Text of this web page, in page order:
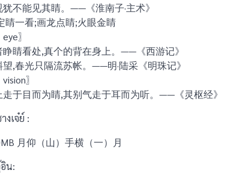
犹不能见其睛。——《淮南子·主术》
睛一看;画龙点睛;火眼金睛
〗
睁睛看处,真个的背在身上。——《西游记》
,春光只隔流苏帐。——明·陆采《明珠记》
〗
走于目而为睛,其别气走于耳而为听。——《灵枢经》
งเจ๋ย์ :
月仰（山）手横（一）月
น: